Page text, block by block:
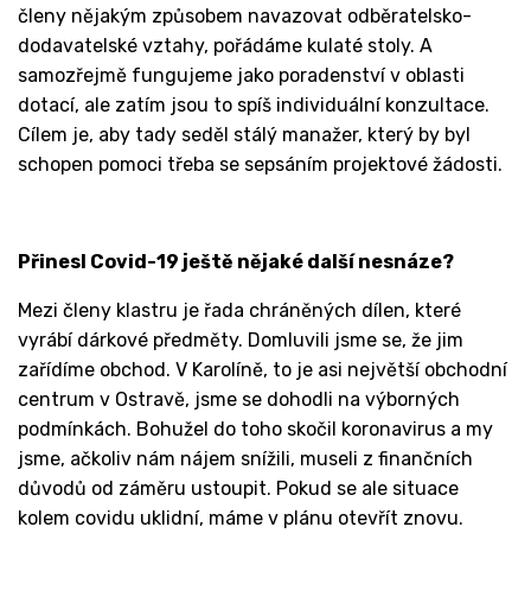
členy nějakým způsobem navazovat odběratelsko-
dodavatelské vztahy, pořádáme kulaté stoly. A
samozřejmě fungujeme jako poradenství v oblasti
dotací, ale zatím jsou to spíš individuální konzultace.
Cílem je, aby tady seděl stálý manažer, který by byl
schopen pomoci třeba se sepsáním projektové žádosti.
Přinesl Covid-19 ještě nějaké další nesnáze?
Mezi členy klastru je řada chráněných dílen, které
vyrábí dárkové předměty. Domluvili jsme se, že jim
zařídíme obchod. V Karolíně, to je asi největší obchodní
centrum v Ostravě, jsme se dohodli na výborných
podmínkách. Bohužel do toho skočil koronavirus a my
jsme, ačkoliv nám nájem snížili, museli z finančních
důvodů od záměru ustoupit. Pokud se ale situace
kolem covidu uklidní, máme v plánu otevřít znovu.